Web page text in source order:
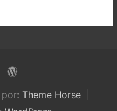
por: Theme Horse